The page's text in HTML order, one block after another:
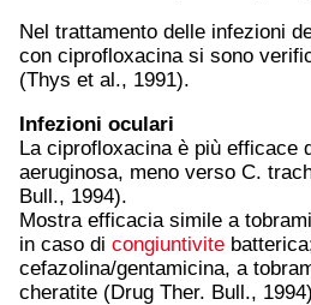
Nel trattamento delle infezioni
con ciprofloxacina si sono
(Thys et al., 1991).
Infezioni oculari
La ciprofloxacina è più efficace
aeruginosa, meno verso C.
Bull., 1994).
Mostra efficacia simile a
in caso di congiuntivite
cefazolina/gentamicina, a
cheratite (Drug Ther. Bull.,